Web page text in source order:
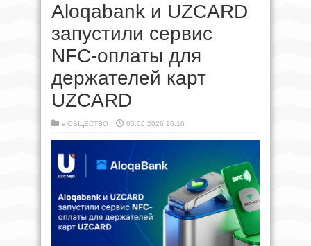
Aloqabank и UZCARD
запустили сервис
NFC-оплаты для
держателей карт
UZCARD
в ОБЩЕСТВО 05.06.2026 16:10